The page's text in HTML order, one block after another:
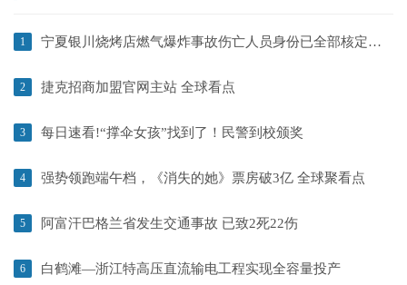
1 宁夏银川烧烤店燃气爆炸事故伤亡人员身份已全部核定_当前头条
2 捷克招商加盟官网主站 全球看点
3 每日速看!“撑伞女孩”找到了！民警到校颁奖
4 强势领跑端午档，《消失的她》票房破3亿 全球聚看点
5 阿富汗巴格兰省发生交通事故 已致2死22伤
6 白鹤滩—浙江特高压直流输电工程实现全容量投产